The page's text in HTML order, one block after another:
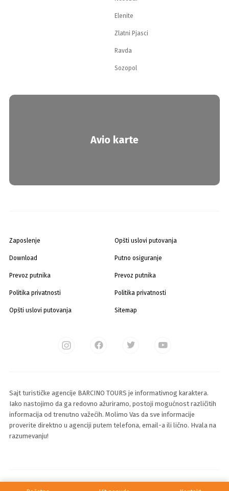
Elenite
Zlatni Pjasci
Ravda
Sozopol
Avio karte
Zaposlenje
Download
Prevoz putnika
Politika privatnosti
Opšti uslovi putovanja
Opšti uslovi putovanja
Putno osiguranje
Prevoz putnika
Politika privatnosti
Sitemap
Sajt turističke agencije BARCINO TOURS je informativnog karaktera.
Iako nastojimo da ga redovno ažuriramo, postoji mogućnost različitih
informacija od trenutno važećih. Molimo Vas da sve informacije
proverite direktno u agenciji putem telefona, email-a ili lično. Hvala na
razumevanju!